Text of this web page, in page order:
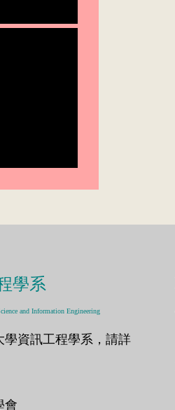
學系
and Information Engineering
資訊工程學系，請詳
會